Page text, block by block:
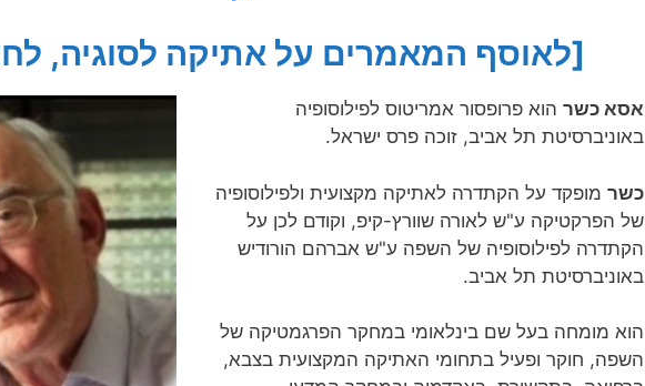
[לאוסף המאמרים על אתיקה לסוגיה,
אסא כשר הוא פרופסור אמריטוס לפילוסופיה
באוניברסיטת תל אביב, זוכה פרס ישראל.
כשר מופקד על הקתדרה לאתיקה מקצועית ולפילוסופיה
של הפרקטיקה ע"ש לאורה שוורץ-קיפ, וקודם לכן על
הקתדרה לפילוסופיה של השפה ע"ש אברהם הורודיש
באוניברסיטת תל אביב.
הוא מומחה בעל שם בינלאומי במחקר הפרגמטיקה של
השפה, חוקר ופעיל בתחומי האתיקה המקצועית בצבא,